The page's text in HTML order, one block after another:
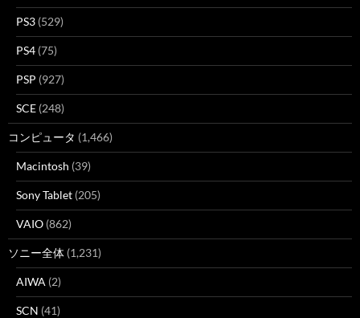
PS3 (529)
PS4 (75)
PSP (927)
SCE (248)
コンピュータ (1,466)
Macintosh (39)
Sony Tablet (205)
VAIO (862)
ソニー全体 (1,231)
AIWA (2)
SCN (41)